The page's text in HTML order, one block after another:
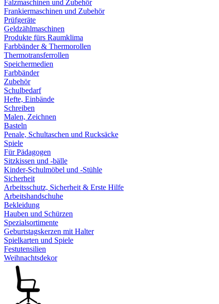
Falzmaschinen und Zubehör
Frankiermaschinen und Zubehör
Prüfgeräte
Geldzählmaschinen
Produkte fürs Raumklima
Farbbänder & Thermorollen
Thermotransferrollen
Speichermedien
Farbbänder
Zubehör
Schulbedarf
Hefte, Einbände
Schreiben
Malen, Zeichnen
Basteln
Penale, Schultaschen und Rucksäcke
Spiele
Für Pädagogen
Sitzkissen und -bälle
Kinder-Schulmöbel und -Stühle
Sicherheit
Arbeitsschutz, Sicherheit & Erste Hilfe
Arbeitshandschuhe
Bekleidung
Hauben und Schürzen
Spezialsortimente
Geburtstagskerzen mit Halter
Spielkarten und Spiele
Festutensilien
Weihnachtsdekor